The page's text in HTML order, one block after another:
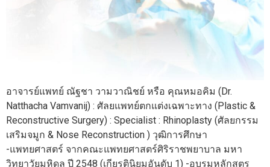
อาจารย์แพทย์ ณัฐชา วามวาณิชย์ หรือ คุณหมอคิม (Dr.
Natthacha Vamvanij) : ศัลยแพทย์ตกแต่งเฉพาะทาง (Plastic &
Reconstructive Surgery) : Specialist : Rhinoplasty (ศัลยกรรม
เสริมจมูก & Nose Reconstruction ) วุฒิการศึกษา
-แพทยศาสตร์ จากคณะแพทยศาสตร์ศิริราชพยาบาล มหา
วิทยาวัยมหิดล ปี 2548 (เกียรตินิยมอันดับ 1) -อบรมหลักสูตร